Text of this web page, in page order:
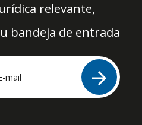
relevante,
bandeja de entrada
arrow_forward